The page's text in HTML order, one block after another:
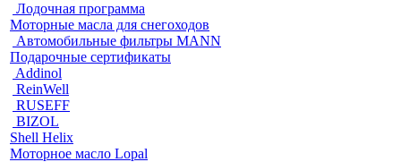
Лодочная программа
Моторные масла для снегоходов
Автомобильные фильтры MANN
Подарочные сертификаты
Addinol
ReinWell
RUSEFF
BIZOL
Shell Helix
Моторное масло Lopal